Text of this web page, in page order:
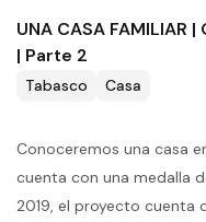
UNA CASA
| Parte 2
Tabasco Casa
Conoceremos una casa
cuenta con una medalla
2019, el proyecto cuenta